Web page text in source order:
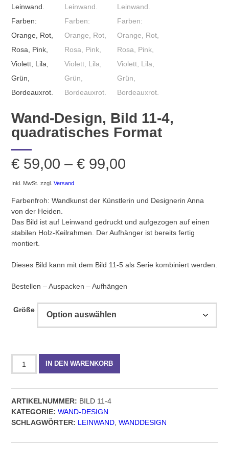
Wand-Design, Bild 11-4,
quadratisches Format
€ 59,00 –€ 99,00
bis
€ 99,00
Inkl. MwSt. zzgl.Versand
Farbenfroh: Wandkunst der Künstlerin und Designerin Anna
von der Heiden.
Das Bild ist auf Leinwand gedruckt und aufgezogen auf einen
stabilen Holz-Keilrahmen. Der Aufhänger ist bereits fertig
montiert.
Dieses Bild kann mit dem Bild 11-5 als Serie kombiniert werden.
Bestellen – Auspacken – Aufhängen
Größe
Design,
11-
4,
quadratisches
Format
IN DEN WARENKORB
ARTIKELNUMMER: BILD 11-4
KATEGORIE: WAND-DESIGN
SCHLAGWÖRTER: LEINWAND ,WANDDESIGN